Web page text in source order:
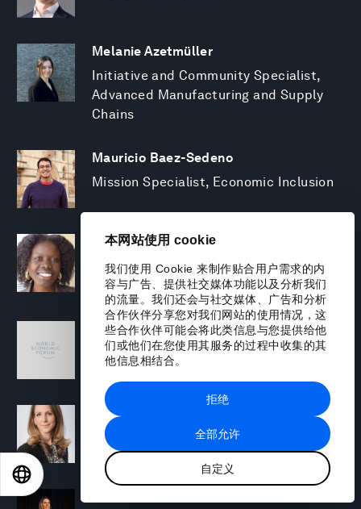
本网站使用 cookie
我们使用 Cookie 来制作贴合用户需求的内
容与广告、提供社交媒体功能以及分析我们
的流量。我们还会与社交媒体、广告和分析
合作伙伴分享您对我们网站的使用情况，这
些合作伙伴可能会将此类信息与您提供给他
们或他们在您使用其服务的过程中收集的其
他信息相结合。
全部允许
自定义
拒绝
Melanie Azetmüller
Initiative and Community Specialist,
Advanced Manufacturing and Supply
Chains
Mauricio Baez-Sedeno
Mission Specialist, Economic Inclusion
Adwoa Bagalini
People Strategy and Transformation
Manager
Sofia Balestrin
ECP Fall 2025 - Geopolitical Agenda
Silja Baller
Head of Mission, Economic Inclusion